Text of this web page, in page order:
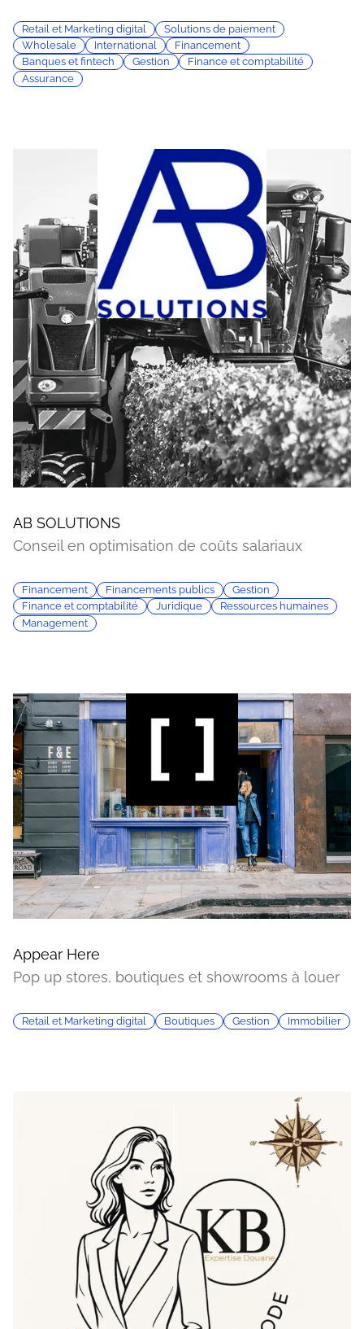
Retail et Marketing digital
Solutions de paiement
Wholesale
International
Financement
Banques et fintech
Gestion
Finance et comptabilité
Assurance
AB SOLUTIONS
Conseil en optimisation de coûts salariaux
Financement Financements publics
Gestion
Finance et comptabilité
Juridique
Ressources humaines
Management
Appear Here
Pop up stores, boutiques et showrooms à louer
Retail et Marketing digital Boutiques Gestion Immobilier